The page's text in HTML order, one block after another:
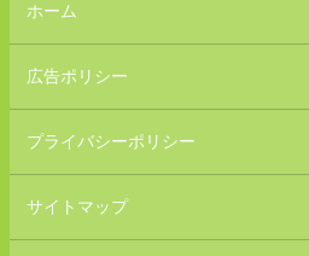
ホーム
広告ポリシー
プライバシーポリシー
サイトマップ